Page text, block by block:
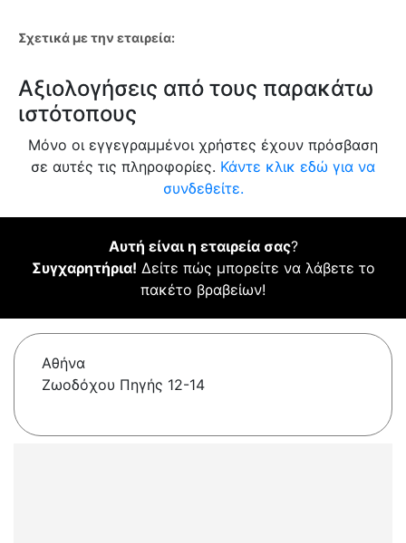
Σχετικά με την εταιρεία:
Αξιολογήσεις από τους παρακάτω
ιστότοπους
Μόνο οι εγγεγραμμένοι χρήστες έχουν πρόσβαση
σε αυτές τις πληροφορίες. Κάντε κλικ εδώ για να
συνδεθείτε.
Αυτή είναι η εταιρεία σας?
Συγχαρητήρια! Δείτε πώς μπορείτε να λάβετε το
πακέτο βραβείων!
Αθήνα
Ζωοδόχου Πηγής 12-14